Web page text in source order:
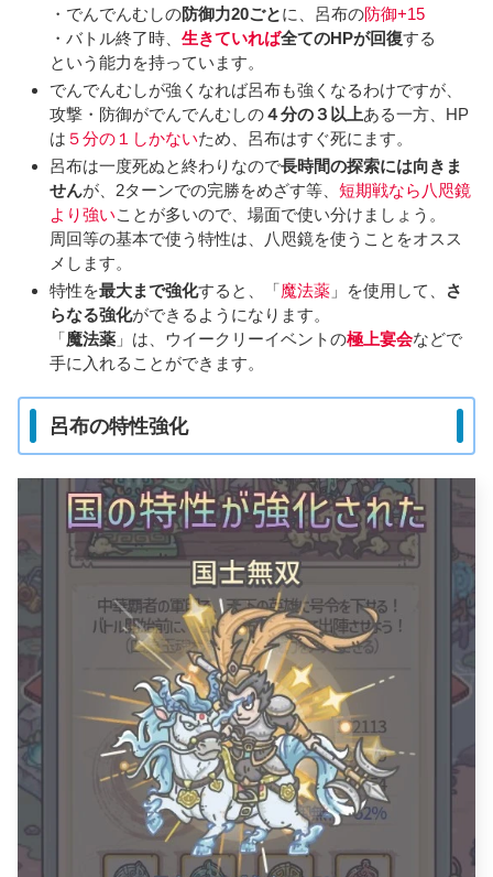
・でんでんむしの防御力20ごとに、呂布の防御+15
・バトル終了時、 生きていれば全てのHPが回復する
という能力を持っています。
でんでんむしが強くなれば呂布も強くなるわけですが、
攻撃・防御がでんでんむしの４分の３以上ある一方、HP
は ５分の１しかないため、呂布はすぐ死にます。
呂布は一度死ぬと終わりなので長時間の探索には向きま
せんが、2ターンでの完勝をめざす等、 短期戦なら八咫鏡
より強いことが多いので、場面で使い分けましょう。
周回等の基本で使う特性は、八咫鏡を使うことをオスス
メします。
特性を最大まで強化すると、「魔法薬 」を使用して、
さ
らなる強化ができるようになります。
「魔法薬 」は、ウイークリーイベントの極上宴会などで
手に入れることができます。
呂布の特性強化